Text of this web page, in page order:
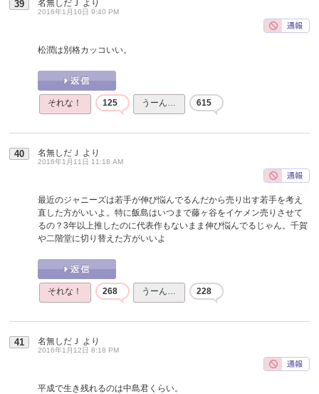
39 名無しだＪ より
2016年1月10日 9:40 PM
松潤は別格カッコいい。
それな！ 125 うーん… 615
40 名無しだＪ より
2016年1月11日 11:18 AM
最近のジャニーズは若手が伸び悩んでるんだから売り出す若手を考え
直した方がいいよ。特に飯島はいつまで藤ヶ谷をイケメン売りさせて
るの？3年以上推したのに代表作もないまま伸び悩んでるじゃん。千賀
や二階堂に切り替えた方がいいよ
それな！ 268 うーん… 228
41 名無しだＪ より
2016年1月12日 8:18 PM
平成で生き残れるのは中島君くらい。